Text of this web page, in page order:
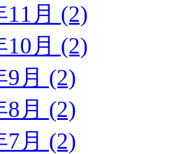
11月 (2)
10月 (2)
9月 (2)
8月 (2)
7月 (2)